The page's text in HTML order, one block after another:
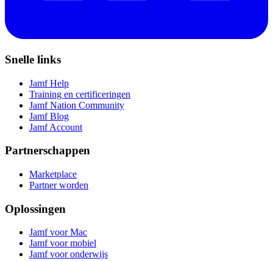
Snelle links
Jamf Help
Training en certificeringen
Jamf Nation Community
Jamf Blog
Jamf Account
Partnerschappen
Marketplace
Partner worden
Oplossingen
Jamf voor Mac
Jamf voor mobiel
Jamf voor onderwijs